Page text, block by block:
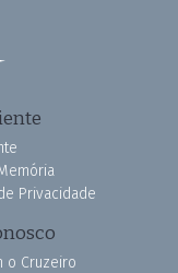
Privacidade
o Cruzeiro